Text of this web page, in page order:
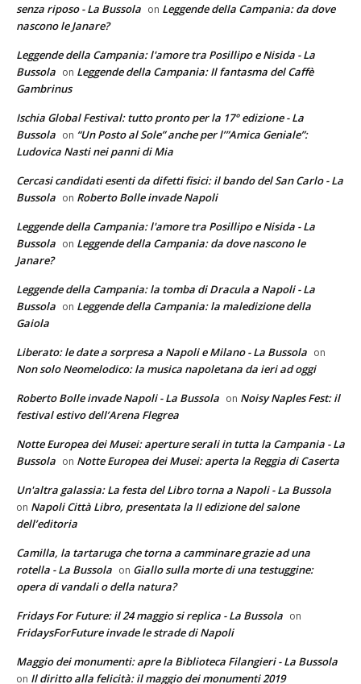
senza riposo - La Bussola on Leggende della Campania: da dove
nascono le Janare?
Leggende della Campania: l'amore tra Posillipo e Nisida - La
Bussola on Leggende della Campania: Il fantasma del Caffè
Gambrinus
Ischia Global Festival: tutto pronto per la 17° edizione - La
Bussola on “Un Posto al Sole” anche per l’”Amica Geniale”:
Ludovica Nasti nei panni di Mia
Cercasi candidati esenti da difetti fisici: il bando del San Carlo - La
Bussola on Roberto Bolle invade Napoli
Leggende della Campania: l'amore tra Posillipo e Nisida - La
Bussola on Leggende della Campania: da dove nascono le
Janare?
Leggende della Campania: la tomba di Dracula a Napoli - La
Bussola on Leggende della Campania: la maledizione della
Gaiola
Liberato: le date a sorpresa a Napoli e Milano - La Bussola on
Non solo Neomelodico: la musica napoletana da ieri ad oggi
Roberto Bolle invade Napoli - La Bussola on Noisy Naples Fest: il
festival estivo dell’Arena Flegrea
Notte Europea dei Musei: aperture serali in tutta la Campania - La
Bussola on Notte Europea dei Musei: aperta la Reggia di Caserta
Un'altra galassia: La festa del Libro torna a Napoli - La Bussola
on Napoli Città Libro, presentata la II edizione del salone
dell’editoria
Camilla, la tartaruga che torna a camminare grazie ad una
rotella - La Bussola on Giallo sulla morte di una testuggine:
opera di vandali o della natura?
Fridays For Future: il 24 maggio si replica - La Bussola on
FridaysForFuture invade le strade di Napoli
Maggio dei monumenti: apre la Biblioteca Filangieri - La Bussola
on Il diritto alla felicità: il maggio dei monumenti 2019